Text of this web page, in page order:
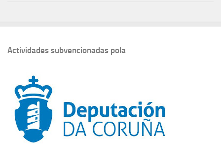
Actividades subvencionadas pola